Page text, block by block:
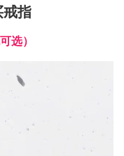
指
选）